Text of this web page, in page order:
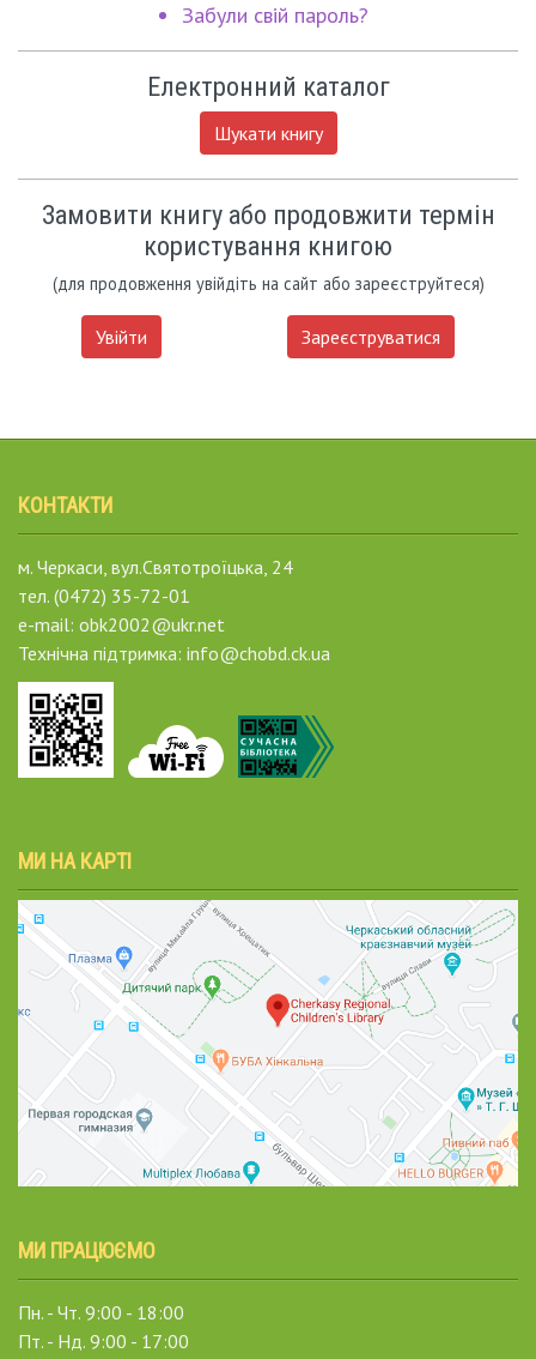
Забули свій пароль?
Електронний каталог
Шукати книгу
Замовити книгу або продовжити термін
користування книгою
(для продовження увійдіть на сайт або зареєструйтеся)
Увійти Зареєструватися
КОНТАКТИ
м. Черкаси, вул.Святотроїцька, 24
тел. (0472) 35-72-01
e-mail: obk2002@ukr.net
Технічна підтримка: info@chobd.ck.ua
МИ НА КАРТІ
МИ ПРАЦЮЄМО
Пн. - Чт. 9:00 - 18:00
Пт. - Нд. 9:00 - 17:00